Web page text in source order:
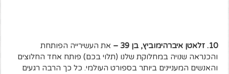
10. זלאטן איברהימוביץ, בן 39 –
את העשירייה הפותחת
והכנראה שנויה במחלוקת שלנו (תלוי בכם) פותח אחד החלוצים
והאנשים המעניינים ביותר בספורט העולמי. כל כך הרבה רגעים